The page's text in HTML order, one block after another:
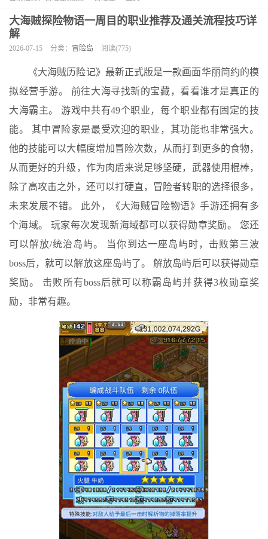
大海贼探险物语一周目的职业推荐及通关流程技巧详
解
2026-07-15 分类： 冒险岛 阅读(775)
《大海贼历险记》最新正式版是一款画面华丽简约的模
拟经营手游。 前往大海寻找新的宝藏，看看谁才是真正的
大海霸主。 游戏中共有49个职业，每个职业都有固定的技
能。 其中冒险家是最受欢迎的职业，其功能也非常强大。
他的技能可以大幅度增加冒险次数，从而打到更多的食物，
从而更好的升级，作为肉盾来说足够坚硬，武器使用棍棒，
除了高攻击之外，还可以打硬直，冒险者转职的选择很多，
未来发展不错。 此外，《大海贼冒险物语》手游还拥有多
个海域。 玩家每次发现新海域都可以获得勋章奖励。 您还
可以解放/统治岛屿。 当你到达一座岛屿时，击败第三波
boss后，就可以解放这座岛屿了。 解放岛屿后可以获得勋章
奖励。 击败所有boss后就可以称霸岛屿并获得3枚勋章奖
励，非常有趣。